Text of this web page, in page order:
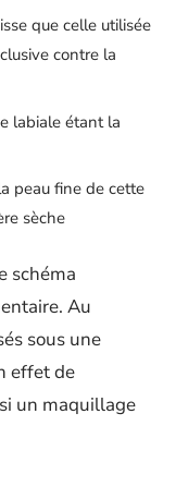
que celle utilisée
contre la
labiale étant la
peau fine de cette
sèche
schéma
Au
sous une
effet de
un maquillage